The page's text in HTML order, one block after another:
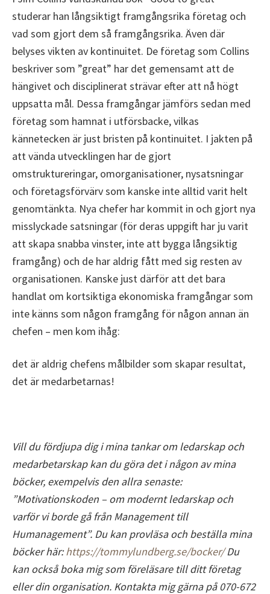
studerar han långsiktigt framgångsrika företag och
vad som gjort dem så framgångsrika. Även där
belyses vikten av kontinuitet. De företag som Collins
beskriver som ”great” har det gemensamt att de
hängivet och disciplinerat strävar efter att nå högt
uppsatta mål. Dessa framgångar jämförs sedan med
företag som hamnat i utförsbacke, vilkas
kännetecken är just bristen på kontinuitet. I jakten på
att vända utvecklingen har de gjort
omstruktureringar, omorganisationer, nysatsningar
och företagsförvärv som kanske inte alltid varit helt
genomtänkta. Nya chefer har kommit in och gjort nya
misslyckade satsningar (för deras uppgift har ju varit
att skapa snabba vinster, inte att bygga långsiktig
framgång) och de har aldrig fått med sig resten av
organisationen. Kanske just därför att det bara
handlat om kortsiktiga ekonomiska framgångar som
inte känns som någon framgång för någon annan än
chefen – men kom ihåg:
det är aldrig chefens målbilder som skapar resultat,
det är medarbetarnas!
Vill du fördjupa dig i mina tankar om ledarskap och
medarbetarskap kan du göra det i någon av mina
böcker, exempelvis den allra senaste:
”Motivationskoden – om modernt ledarskap och
varför vi borde gå från Management till
Humanagement”. Du kan provläsa och beställa mina
böcker här:https://tommylundberg.se/bocker/Du
kan också boka mig som föreläsare till ditt företag
eller din organisation. Kontakta mig gärna på 070-672